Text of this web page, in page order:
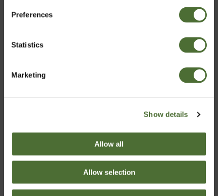
Preferences
Statistics
Marketing
Show details
Allow all
Allow selection
Det viser sig, at det populære udtryk "morgenmaden er
dagens vigtigste måltid", ikke er en myte. Så spis et
godt måltid mad. Hele din dag afhænger af det.